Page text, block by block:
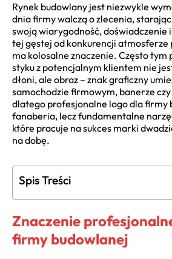
Rynek budowlany jest niezwykle
dnia firmy walczą o zlecenia,
swoją wiarygodność, doświadczenie
tej gęstej od konkurencji atmosferze
ma kolosalne znaczenie. Często tym
styku z potencjalnym klientem nie
dłoni, ale obraz – znak graficzny
samochodzie firmowym, banerze
dlatego profesjonalne logo dla firmy
fanaberia, lecz fundamentalne
które pracuje na sukces marki
na dobę.
Spis Treści
Znaczenie
firmy budowlanej